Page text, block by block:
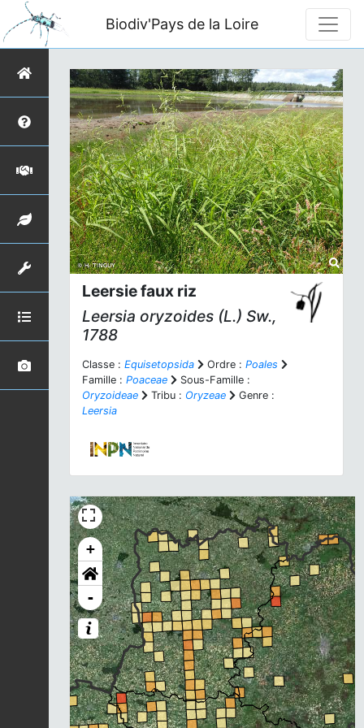
Biodiv'Pays de la Loire
Leersie faux riz
Leersia oryzoides (L.) Sw.,
1788
Classe : Equisetopsida Ordre : Poales
Famille : Poaceae
Sous-Famille :
Oryzoideae
Tribu : Oryzeae
Genre :
Leersia
+
-